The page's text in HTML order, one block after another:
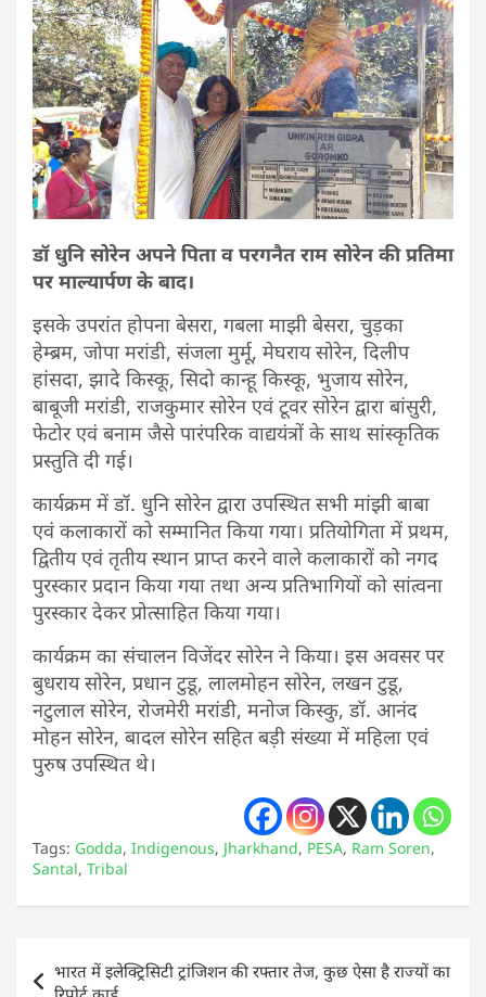
डॉ धुनि सोरेन अपने पिता व परगनैत राम सोरेन की प्रतिमा
पर माल्यार्पण के बाद।
इसके उपरांत होपना बेसरा, गबला माझी बेसरा, चुड़का
हेम्ब्रम, जोपा मरांडी, संजला मुर्मू, मेघराय सोरेन, दिलीप
हांसदा, झादे किस्कू, सिदो कान्हू किस्कू, भुजाय सोरेन,
बाबूजी मरांडी, राजकुमार सोरेन एवं टूवर सोरेन द्वारा बांसुरी,
फेटोर एवं बनाम जैसे पारंपरिक वाद्ययंत्रों के साथ सांस्कृतिक
प्रस्तुति दी गई।
कार्यक्रम में डॉ. धुनि सोरेन द्वारा उपस्थित सभी मांझी बाबा
एवं कलाकारों को सम्मानित किया गया। प्रतियोगिता में प्रथम,
द्वितीय एवं तृतीय स्थान प्राप्त करने वाले कलाकारों को नगद
पुरस्कार प्रदान किया गया तथा अन्य प्रतिभागियों को सांत्वना
पुरस्कार देकर प्रोत्साहित किया गया।
कार्यक्रम का संचालन विजेंदर सोरेन ने किया। इस अवसर पर
बुधराय सोरेन, प्रधान टुडू, लालमोहन सोरेन, लखन टुडू,
नटुलाल सोरेन, रोजमेरी मरांडी, मनोज किस्कु, डॉ. आनंद
मोहन सोरेन, बादल सोरेन सहित बड़ी संख्या में महिला एवं
पुरुष उपस्थित थे।
Tags: Godda, Indigenous, Jharkhand, PESA, Ram Soren,
Santal, Tribal
navigation
भारत में इलेक्ट्रिसिटी ट्रांजिशन की रफ्तार तेज, कुछ ऐसा है राज्यों का